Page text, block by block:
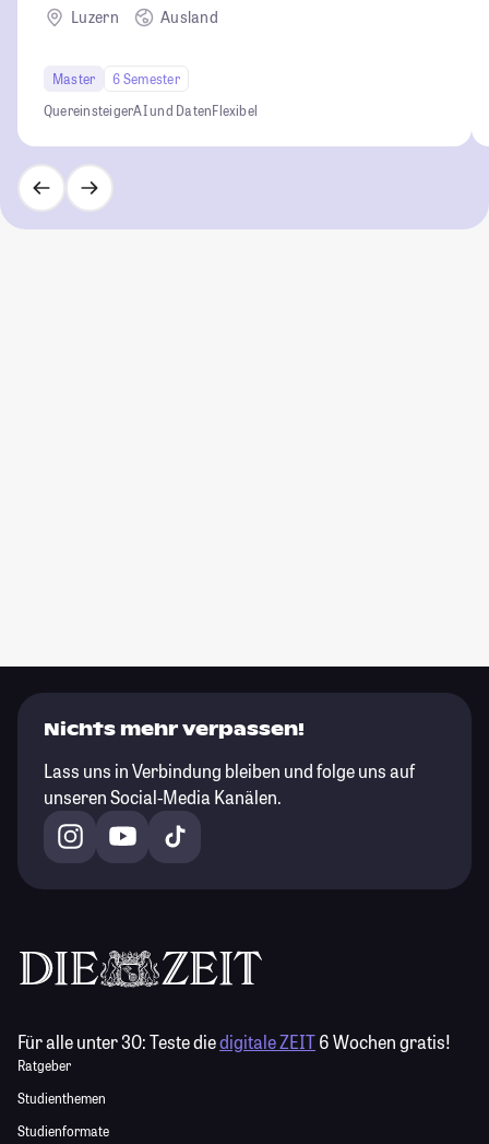
Luzern
Ausland
Master
6 Semester
QuereinsteigerAI und DatenFlexibel
Nichts mehr verpassen!
Lass uns in Verbindung bleiben und folge uns auf
unseren Social-Media Kanälen.
Für alle unter 30:Teste diedigitale ZEIT6 Wochen gratis!
Ratgeber
Studienthemen
Studienformate